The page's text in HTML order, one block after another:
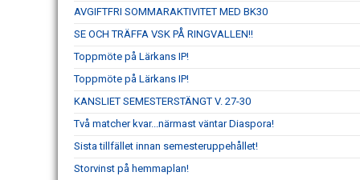
AVGIFTFRI SOMMARAKTIVITET MED BK30
SE OCH TRÄFFA VSK PÅ RINGVALLEN!!
Toppmöte på Lärkans IP!
Toppmöte på Lärkans IP!
KANSLIET SEMESTERSTÄNGT V. 27-30
Två matcher kvar...närmast väntar Diaspora!
Sista tillfället innan semesteruppehållet!
Storvinst på hemmaplan!